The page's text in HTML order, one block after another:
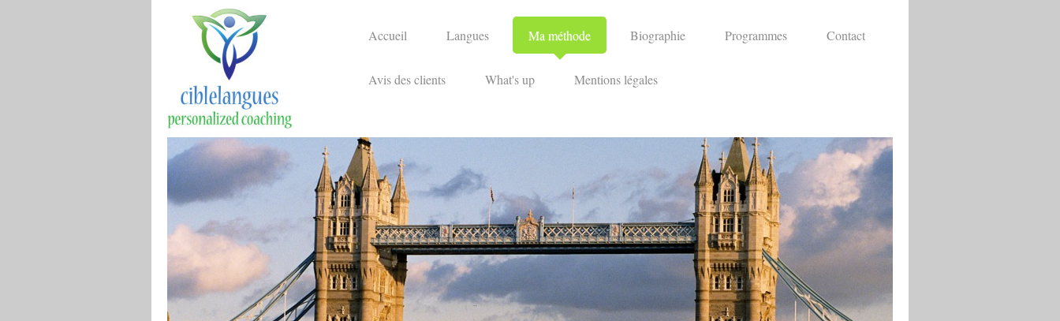
Accueil Langues Ma méthode Biographie Programmes Contact
Avis des clients What's up Mentions légales